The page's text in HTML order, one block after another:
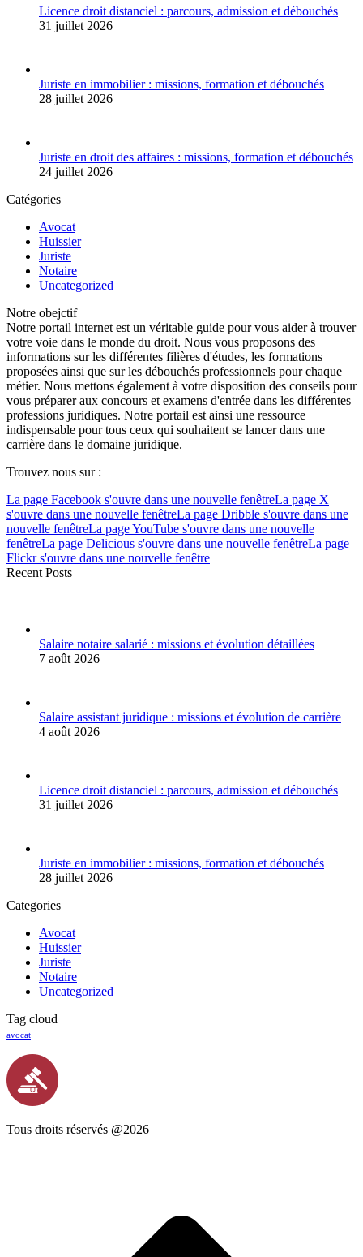
Licence droit distanciel : parcours, admission et débouchés
31 juillet 2026
Juriste en immobilier : missions, formation et débouchés
28 juillet 2026
Juriste en droit des affaires : missions, formation et débouchés
24 juillet 2026
Catégories
Avocat
Huissier
Juriste
Notaire
Uncategorized
Notre obejctif
Notre portail internet est un véritable guide pour vous aider à trouver
votre voie dans le monde du droit. Nous vous proposons des
informations sur les différentes filières d'études, les formations
proposées ainsi que sur les débouchés professionnels pour chaque
métier. Nous mettons également à votre disposition des conseils pour
vous préparer aux concours et examens d'entrée dans les différentes
professions juridiques. Notre portail est ainsi une ressource
indispensable pour tous ceux qui souhaitent se lancer dans une
carrière dans le domaine juridique.
Trouvez nous sur :
La page Facebook s'ouvre dans une nouvelle fenêtreLa page X
s'ouvre dans une nouvelle fenêtreLa page Dribble s'ouvre dans une
nouvelle fenêtreLa page YouTube s'ouvre dans une nouvelle
fenêtreLa page Delicious s'ouvre dans une nouvelle fenêtreLa page
Flickr s'ouvre dans une nouvelle fenêtre
Recent Posts
Salaire notaire salarié : missions et évolution détaillées
7 août 2026
Salaire assistant juridique : missions et évolution de carrière
4 août 2026
Licence droit distanciel : parcours, admission et débouchés
31 juillet 2026
Juriste en immobilier : missions, formation et débouchés
28 juillet 2026
Categories
Avocat
Huissier
Juriste
Notaire
Uncategorized
Tag cloud
avocat
Tous droits réservés @2026